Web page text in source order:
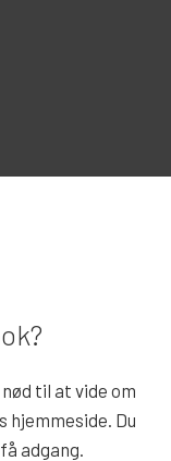
til at vide om
hjemmeside. Du
adgang.